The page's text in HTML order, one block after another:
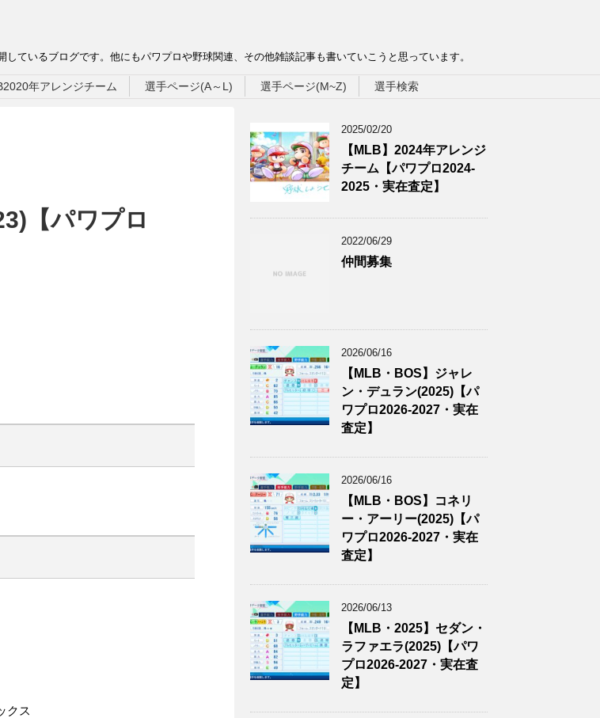
ているブログです。他にもパワプロや野球関連、その他雑談記事も書いていこうと思っています。
年アレンジチーム 選手ページ(A～L) 選手ページ(M~Z) 選手検索
【パワプロ
クス
2025/02/20
【MLB】2024年アレンジ
チーム【パワプロ2024-
2025・実在査定】
2022/06/29
仲間募集
2026/06/16
【MLB・BOS】ジャレ
ン・デュラン(2025)【パ
ワプロ2026-2027・実在
査定】
2026/06/16
【MLB・BOS】コネリ
ー・アーリー(2025)【パ
ワプロ2026-2027・実在
査定】
2026/06/13
【MLB・2025】セダン・
ラファエラ(2025)【パワ
プロ2026-2027・実在査
定】